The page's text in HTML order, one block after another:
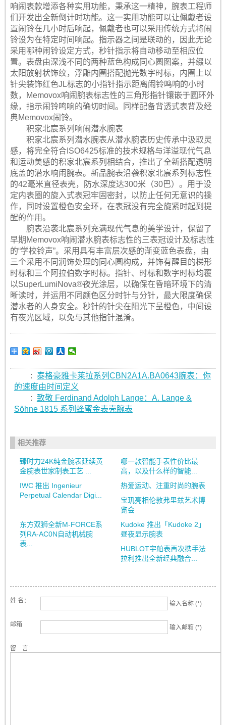
响闹表款增添各种实用功能，秉承这一精神，腕表工程师
们开发出全新倒计时功能。这一实用功能可以让佩戴者设
置闹铃在几小时后响起，佩戴者也可以采用传统方式将闹
铃设为在特定时间响起。指示器之间是联动的，因此无论
采用哪种闹铃设定方式，秒针指示将自动移动至相应位
置。表盘由深浅不同的两种蓝色构成同心圆图案，并缀以
太阳放射状饰纹，浮雕内圈搭配抛光数字时标，内圈上以
针尖装饰红色JL标志的小指针指示距离闹铃鸣响的小时
数，Memovox响闹腕表标志性的三角形指针镶嵌于圆环外
缘，指示闹铃鸣响的确切时间。同样配备背透式表背及经
典Memovox闹铃。
积家北宸系列响闹潜水腕表
积家北宸系列潜水腕表从潜水腕表历史传承中汲取灵
感，将完全符合ISO6425标准的技术规格与洋溢现代气息
和运动美感的积家北宸系列相结合，推出了全新搭配透明
底盖的潜水响闹腕表。新品腕表沿袭积家北宸系列标志性
的42毫米直径表壳，防水深度达300米（30巴）。用于设
定内表圈的旋入式表冠牢固密封，以防止任何无意识的操
作，同时设置橙色安全环，在表冠没有完全旋紧时起到提
醒的作用。
腕表沿袭北宸系列充满现代气息的美学设计，保留了
早期Memovox响闹潜水腕表标志性的三表冠设计及标志性
的“学校铃声”。采用具有丰富层次感的渐变蓝色表盘，由
三个采用不同润饰处理的同心圆构成，并饰有醒目的梯形
时标和三个阿拉伯数字时标。指针、时标和数字时标均覆
以SuperLumiNova®夜光涂层，以确保在昏暗环境下的清
晰读时，并运用不同颜色区分时针与分针，最大限度确保
潜水者的人身安全。秒针的针尖在阳光下呈橙色，中间设
有夜光区域，以免与其他指针混淆。
: 泰格豪雅卡莱拉系列CBN2A1A.BA0643腕表：你
的速度由时间定义
:
致敬 Ferdinand Adolph Lange：A. Lange &
Söhne 1815 系列蜂蜜金表壳腕表
相关推荐
臻时力24K纯金腕表延续黄
金腕表世家制表工艺 ...
哪一款智能手表性价比最
高，以及什么样的智能...
IWC 推出 Ingenieur
Perpetual Calendar Digi...
热爱运动、注重时尚的腕表
宝玑亮相伦敦弗里兹艺术博
览会
东方双狮全新M-FORCE系
列RA-AC0N自动机械腕
表...
Kudoke 推出「Kudoke 2」
昼夜显示腕表
HUBLOT宇舶表再次携手法
拉利推出全新经典融合...
姓 名： 输入名称 (*)
邮箱 输入邮箱 (*)
留 言: